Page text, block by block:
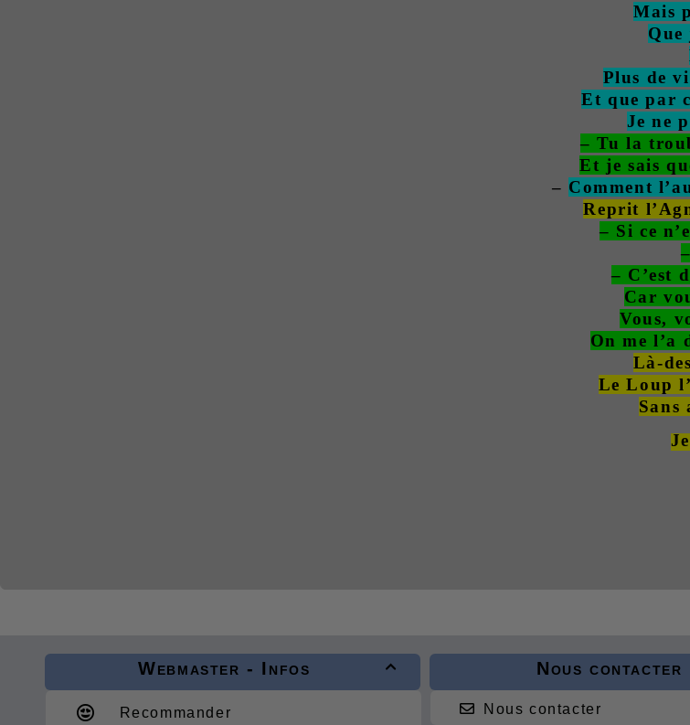
Mais
Que
Plus de
Et que par
Je ne
– Tu la
Et je sais
– Comment
Reprit
– Si ce
– C’est
Car
Vous,
On me l’a
Là-
Le Loup
Sans

Webmaster - Infos
Recommander
Nous contacter
Nous contacter